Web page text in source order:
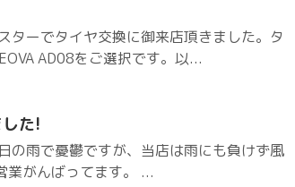
ターでタイヤ交換に御来店頂きました。タ
AD08をご選択です。以...
た!
の雨で憂鬱ですが、当店は雨にも負けず風
業がんばってます。 ...